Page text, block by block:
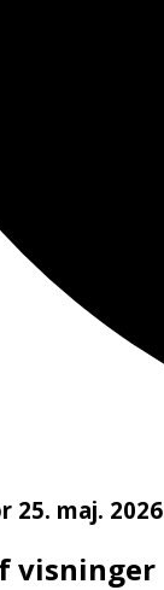
25. maj. 2026
visninger